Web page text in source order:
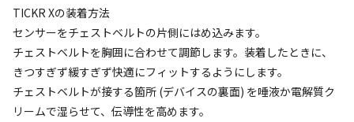
TICKR Xの装着方法
センサーをチェストベルトの片側にはめ込みます。
チェストベルトを胸囲に合わせて調節します。装着したときに、
きつすぎず緩すぎず快適にフィットするようにします。
チェストベルトが接する箇所 (デバイスの裏面) を唾液か電解質ク
リームで湿らせて、伝導性を高めます。